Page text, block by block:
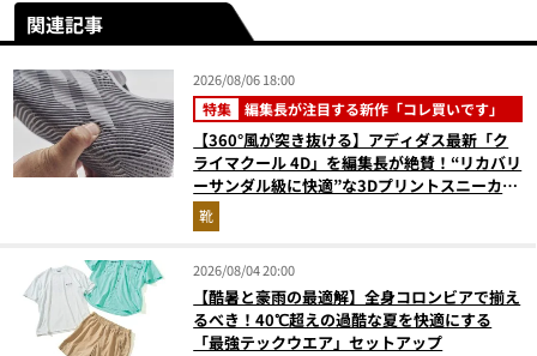
関連記事
2026/08/06 18:00
特集 編集長が注目する新作「コレ買いです」
【360°風が突き抜ける】アディダス最新「ク
ライマクール 4D」を編集長が絶賛！“リカバリ
ーサンダル級に快適”な3Dプリントスニーカー
『コレ買いです』Vol.173
靴
2026/08/04 20:00
【酷暑と豪雨の最適解】全身コロンビアで揃え
るべき！40℃超えの過酷な夏を快適にする
「最強テックウエア」セットアップ